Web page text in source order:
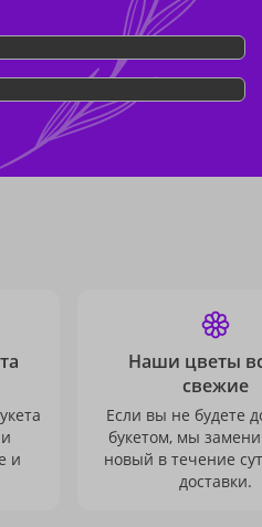
и
Наши цветы
свежие
Если вы не будете
букетом, мы
новый в течение
доставки.